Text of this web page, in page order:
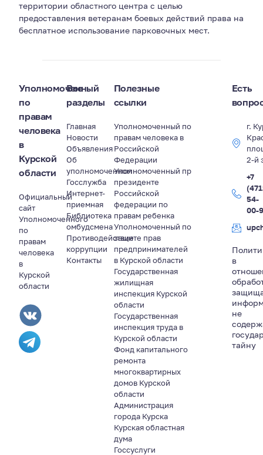
территории областного центра с целью
предоставления ветеранам боевых действий права на
бесплатное использование парковочных мест.
Уполномоченный
по
правам
человека
в
Курской
области
Официальный
сайт
Уполномоченного
по
правам
человека
в
Курской
области
Все
разделы
Главная
Новости
Объявления
Об
уполномоченном
Госслужба
Интернет-
приемная
Библиотека
омбудсмена
Противодействие
коррупции
Контакты
Полезные
ссылки
Уполномоченный по
правам человека в
Российской
Федерации
Уполномоченный пр
президенте
Российской
федерации по
правам ребенка
Уполномоченный по
защите прав
предпринимателей
в Курской области
Государственная
жилищная
инспекция Курской
области
Государственная
инспекция труда в
Курской области
Фонд капитального
ремонта
многоквартирных
домов Курской
области
Администрация
города Курска
Курская областная
дума
Госсуслуги
Есть
г.
2-й
+7
54-
00-
в
не
тайну